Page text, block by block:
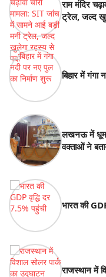
राम मंदिर
ट्रेल, जल्द
बिहार में गंगा
लखनऊ में
वक्ताओं ने
भारत की
राजस्थान में